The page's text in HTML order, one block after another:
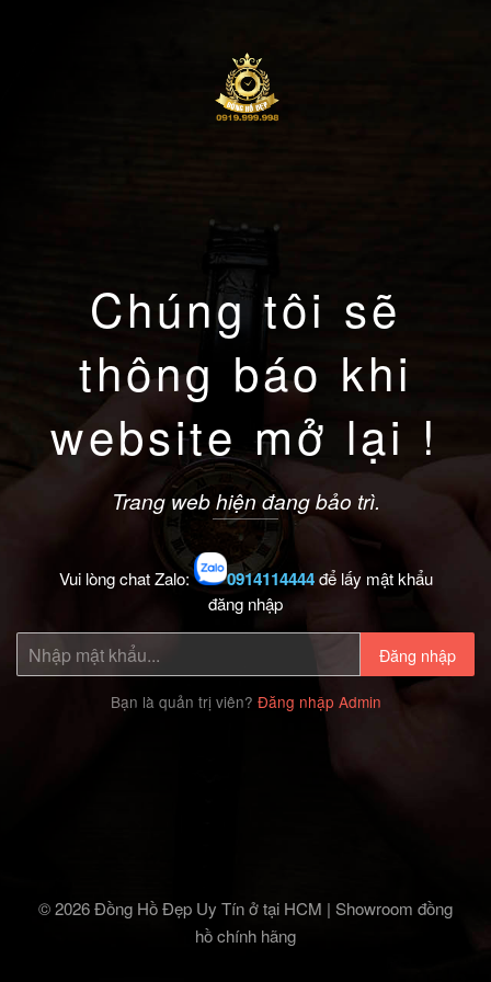
Chúng tôi sẽ
thông báo khi
website mở lại !
Trang web hiện đang bảo trì.
Vui lòng chat Zalo: 0914114444để lấy mật khẩu
đăng nhập
Đăng nhập
Bạn là quản trị viên? Đăng nhập Admin
© 2026 Đồng Hồ Đẹp Uy Tín ở tại HCM | Showroom đồng
hồ chính hãng‎